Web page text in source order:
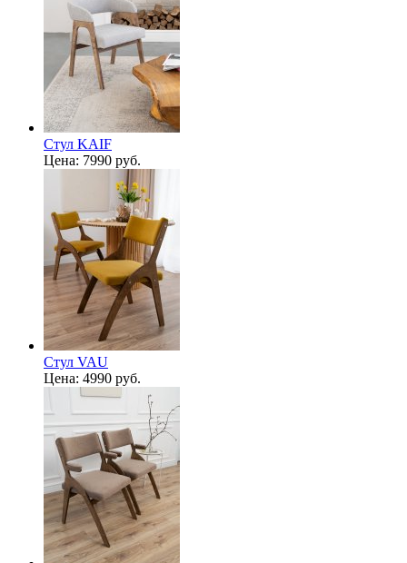
Стул KAIF
Цена: 7990 руб.
Стул VAU
Цена: 4990 руб.